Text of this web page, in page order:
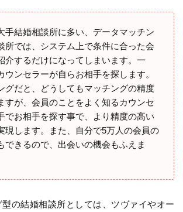
手結婚相談所に多い、データマッチン
所では、システム上で条件に合った会
介するだけになってしまいます。一
ウンセラーが自らお相手を探します。
グだと、どうしてもマッチングの精度
すが、会員のことをよく知るカウンセ
でお相手を探す事で、より精度の高い
現します。また、自分で5万人の会員の
できるので、出会いの機会もふえま
の結婚相談所としては、ツヴァイやオー